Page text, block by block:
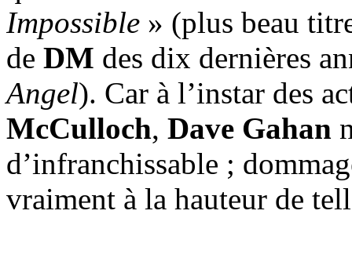
Impossible » (plus beau
de DM des dix dernières
Angel). Car à l’instar des
McCulloch, Dave Gahan
d’infranchissable ;
vraiment à la hauteur de